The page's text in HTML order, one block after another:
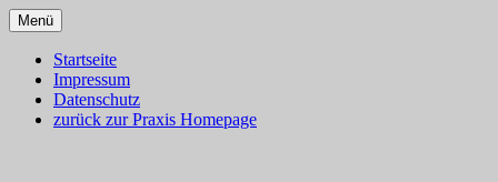
Zum
Inhalt
springen
Blog – Klassische Homöopathie
Ulm – Gesundes Leben
Menü
Startseite
Impressum
Datenschutz
zurück zur Praxis Homepage